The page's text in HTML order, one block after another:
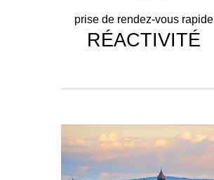
prise de rendez-vous rapide
RÉACTIVITÉ